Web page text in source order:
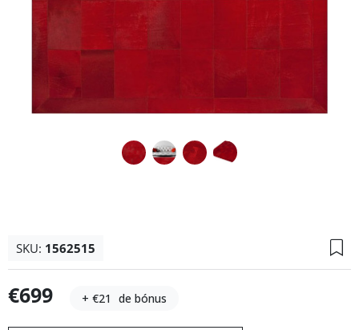
SKU: 1562515
€699 + €21 de bónus